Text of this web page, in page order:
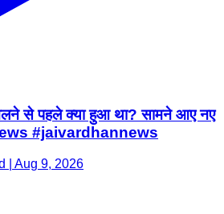
से पहले क्या हुआ था? सामने आए नए
#jaivardhannews
| Aug 9, 2026